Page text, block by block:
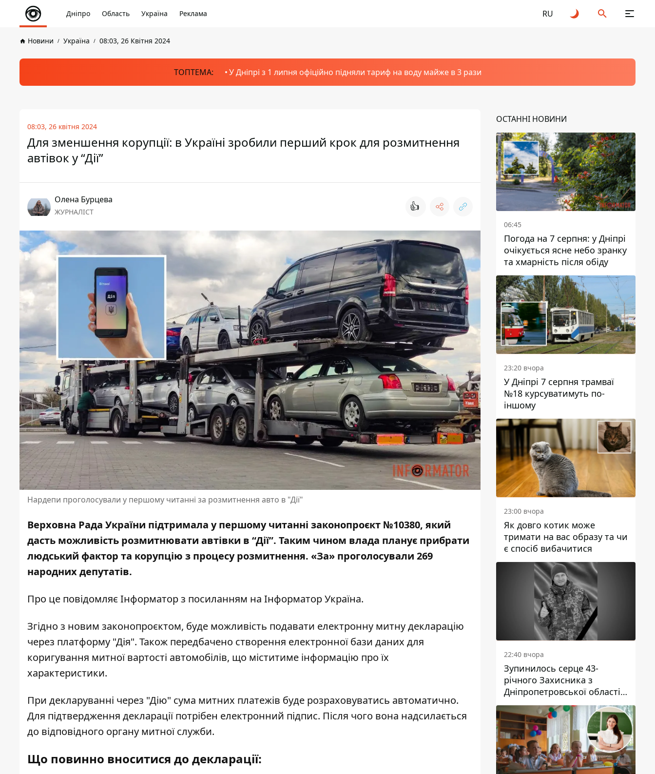
Дніпро Область Україна Реклама RU
Новини Україна 08:03, 26 Квітня 2024
ТОПТЕМА: У Дніпрі з 1 липня офіційно підняли тариф на воду майже в 3 рази
08:03, 26 квітня 2024
Для зменшення корупції: в Україні зробили перший крок для розмитнення
автівок у “Дії”
Олена Бурцева
ЖУРНАЛІСТ 👍
Нардепи проголосували у першому читанні за розмитнення авто в "Дії"
Верховна Рада України підтримала у першому читанні законопроєкт №10380, який
дасть можливість розмитнювати автівки в “Дії”. Таким чином влада планує прибрати
людський фактор та корупцію з процесу розмитнення. «За» проголосували 269
народних депутатів.
Про це повідомляє Інформатор з посиланням на Інформатор Україна.
Згідно з новим законопроєктом, буде можливість подавати електронну митну декларацію
через платформу "Дія". Також передбачено створення електронної бази даних для
коригування митної вартості автомобілів, що міститиме інформацію про їх
характеристики.
При декларуванні через "Дію" сума митних платежів буде розраховуватись автоматично.
Для підтвердження декларації потрібен електронний підпис. Після чого вона надсилається
до відповідного органу митної служби.
Що повинно вноситися до декларації:
ОСТАННІ НОВИНИ
06:45
Погода на 7 серпня: у Дніпрі
очікується ясне небо зранку
та хмарність після обіду
23:20 вчора
У Дніпрі 7 серпня трамваї
№18 курсуватимуть по-
іншому
23:00 вчора
Як довго котик може
тримати на вас образу та чи
є спосіб вибачитися
22:40 вчора
Зупинилось серце 43-
річного Захисника з
Дніпропетровської області
Євгена Зінченка